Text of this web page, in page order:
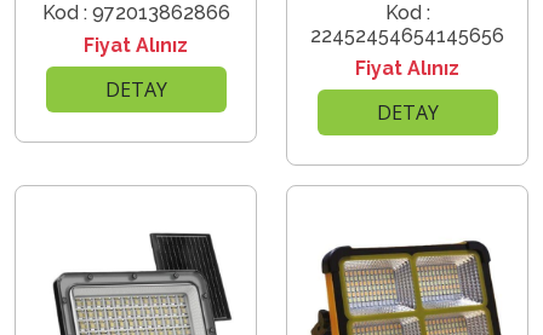
Kod : 972013862866
Fiyat Alınız
DETAY
Kod :
22452454654145656
Fiyat Alınız
DETAY